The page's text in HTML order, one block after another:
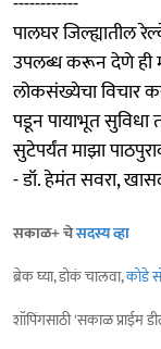
पालघर जिल्ह्यातील
उपलब्ध करून देणे ही
लोकसंख्येचा विचार
पडून पायाभूत सुविधा
सुटेपर्यंत माझा
- डॉ. हेमंत सवरा,
सकाळ+ चेसदस्य व्हा
ब्रेक घ्या, डोकं चालवा,कोडे
शॉपिंगसाठी 'सकाळ प्राईम